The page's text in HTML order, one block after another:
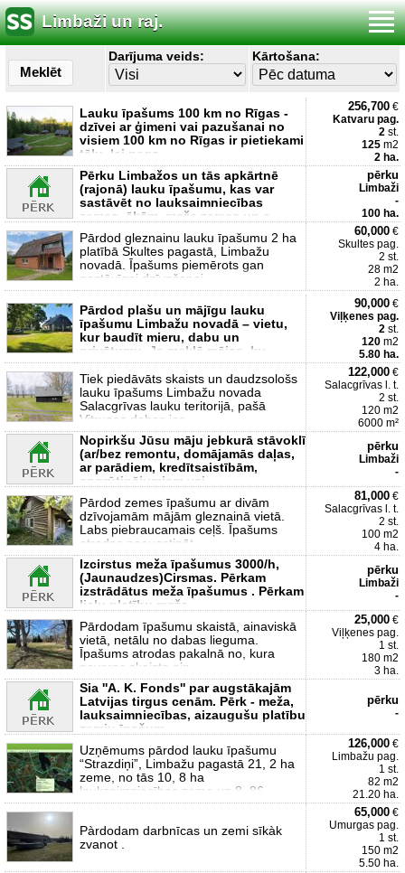
Limbaži un raj.
Meklēt
Darījuma veids: Kārtošana:
Lauku īpašums 100 km no Rīgas -
dzīvei ar ģimeni vai pazušanai no
visiem 100 km no Rīgas ir pietiekami
tālu, lai nega
256,700 €
Katvaru pag.
2 st.
125 m2
2 ha.
Pērku Limbažos un tās apkārtnē
(rajonā) lauku īpašumu, kas var
sastāvēt no lauksaimniecības
zemes, ēkām, meža zemes un c
pērku
Limbaži
-
100 ha.
Pārdod gleznainu lauku īpašumu 2 ha
platībā Skultes pagastā, Limbažu
novadā. Īpašums piemērots gan
pastāvīgai dzīvošanai
60,000 €
Skultes pag.
2 st.
28 m2
2 ha.
Pārdod plašu un mājīgu lauku
īpašumu Limbažu novadā – vietu,
kur baudīt mieru, dabu un
privātumu. Ja meklē mājas, ku
90,000 €
Viļķenes pag.
2 st.
120 m2
5.80 ha.
Tiek piedāvāts skaists un daudzsološs
lauku īpašums Limbažu novada
Salacgrīvas lauku teritorijā, pašā
Vitrupes dabas ies
122,000 €
Salacgrīvas l. t.
2 st.
120 m2
6000 m²
Nopirkšu Jūsu māju jebkurā stāvoklī
(ar/bez remontu, domājamās daļas,
ar parādiem, kredītsaistībām,
apgrūtinājumiem vai
pērku
Limbaži
-
Pārdod zemes īpašumu ar divām
dzīvojamām mājām gleznainā vietā.
Labs piebraucamais ceļš. Īpašums
atrodas paaugstināt
81,000 €
Salacgrīvas l. t.
2 st.
100 m2
4 ha.
Izcirstus meža īpašumus 3000/h,
(Jaunaudzes)Cirsmas. Pērkam
izstrādātus meža īpašumus . Pērkam
lielu platību meža
pērku
Limbaži
-
Pārdodam īpašumu skaistā, ainaviskā
vietā, netālu no dabas lieguma.
Īpašums atrodas pakalnā no, kura
paveras skaista ain
25,000 €
Viļķenes pag.
1 st.
180 m2
3 ha.
Sia ''A. K. Fonds'' par augstākajām
Latvijas tirgus cenām. Pērk - meža,
lauksaimniecības, aizaugušu platību
zemju īpašum
pērku
-
Uzņēmums pārdod lauku īpašumu
“Strazdiņi”, Limbažu pagastā 21, 2 ha
zeme, no tās 10, 8 ha
lauksaimniecības zeme un 8, 86
126,000 €
Limbažu pag.
1 st.
82 m2
21.20 ha.
Pàrdodam darbnīcas un zemi sīkàk
zvanot .
65,000 €
Umurgas pag.
1 st.
150 m2
5.50 ha.